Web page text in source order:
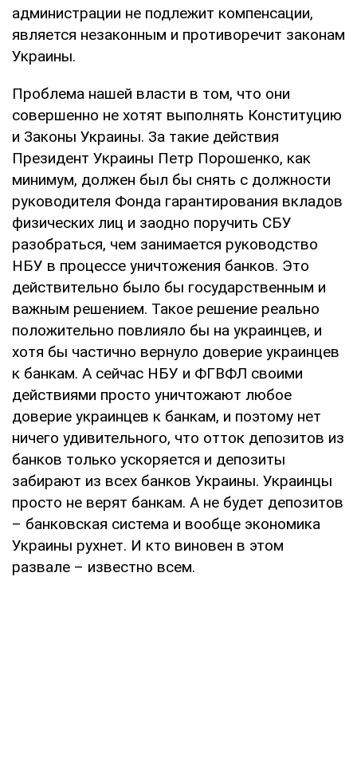
администрации не подлежит компенсации,
является незаконным и противоречит законам
Украины.
Проблема нашей власти в том, что они
совершенно не хотят выполнять Конституцию
и Законы Украины. За такие действия
Президент Украины Петр Порошенко, как
минимум, должен был бы снять с должности
руководителя Фонда гарантирования вкладов
физических лиц и заодно поручить СБУ
разобраться, чем занимается руководство
НБУ в процессе уничтожения банков. Это
действительно было бы государственным и
важным решением. Такое решение реально
положительно повлияло бы на украинцев, и
хотя бы частично вернуло доверие украинцев
к банкам. А сейчас НБУ и ФГВФЛ своими
действиями просто уничтожают любое
доверие украинцев к банкам, и поэтому нет
ничего удивительного, что отток депозитов из
банков только ускоряется и депозиты
забирают из всех банков Украины. Украинцы
просто не верят банкам. А не будет депозитов
– банковская система и вообще экономика
Украины рухнет. И кто виновен в этом
развале – известно всем.